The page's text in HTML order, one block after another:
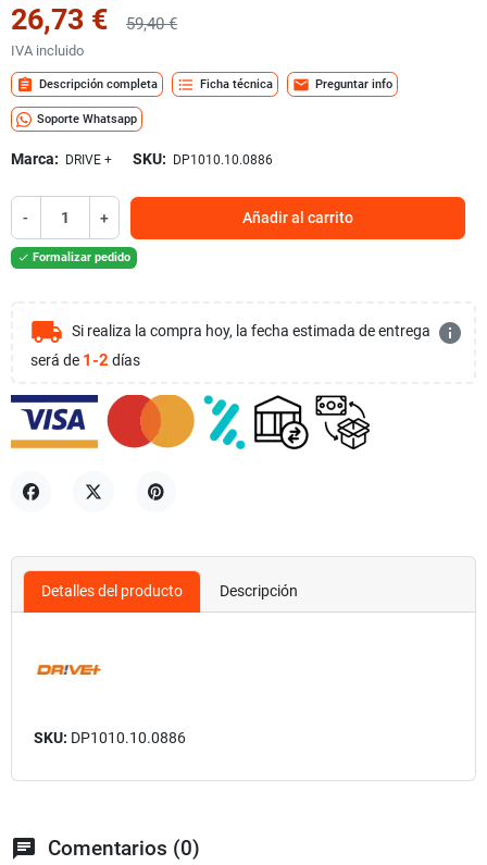
26,73 € 59,40 €
IVA incluido
assignment Descripción completa format_list_bulleted Ficha técnica mail Preguntar info
Soporte Whatsapp
Marca: DRIVE + SKU: DP1010.10.0886
- + Añadir al carrito
 Formalizar pedido
local_shipping Si realiza la compra hoy, la fecha estimada de entrega
será de 1-2 días
info
Detalles del producto Descripción
SKU: DP1010.10.0886
chat Comentarios (0)